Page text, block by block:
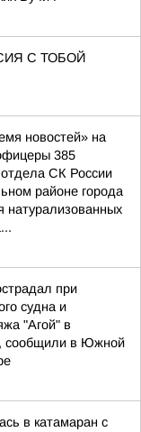
С ТОБОЙ
новостей» на
385
отдела СК России
районе города
при
судна и
"Агой" в
сообщили в Южной
в катамаран с